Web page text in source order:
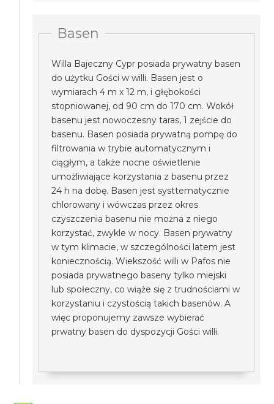
Basen
Willa Bajeczny Cypr posiada prywatny basen
do użytku Gości w willi. Basen jest o
wymiarach 4 m x 12 m, i głębokości
stopniowanej, od 90 cm do 170 cm. Wokół
basenu jest nowoczesny taras, 1 zejście do
basenu. Basen posiada prywatną pompę do
filtrowania w trybie automatycznym i
ciągłym, a także nocne oświetlenie
umożliwiające korzystania z basenu przez
24 h na dobę. Basen jest systtematycznie
chlorowany i wówczas przez okres
czyszczenia basenu nie można z niego
korzystać, zwykle w nocy. Basen prywatny
w tym klimacie, w szczególności latem jest
koniecznością. Wiekszość willi w Pafos nie
posiada prywatnego baseny tylko miejski
lub społeczny, co wiąże się z trudnościami w
korzystaniu i czystością takich basenów. A
więc proponujemy zawsze wybierać
prwatny basen do dyspozycji Gości willi.